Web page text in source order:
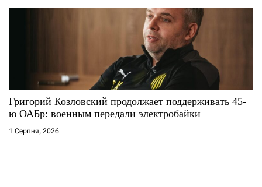
Григорий Козловский продолжает поддерживать 45-
ю ОАБр: военным передали электробайки
1 Серпня, 2026